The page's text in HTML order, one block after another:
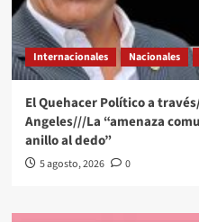
Internacionales Nacionales
El Quehacer Político a
Angeles///La “amenaza
anillo al dedo”
5 agosto, 2026 0